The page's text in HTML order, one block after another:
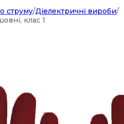
струму/Діелектричні вироби/
клас 1